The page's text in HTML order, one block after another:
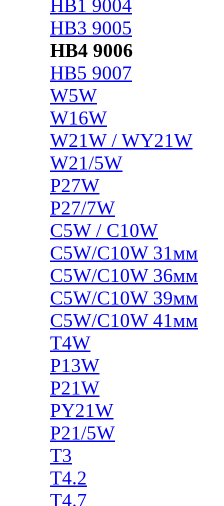
HB1 9004
HB3 9005
HB4 9006
HB5 9007
W5W
W16W
W21W / WY21W
W21/5W
P27W
P27/7W
C5W / C10W
C5W/C10W 31мм
C5W/C10W 36мм
C5W/C10W 39мм
C5W/C10W 41мм
T4W
P13W
P21W
PY21W
P21/5W
T3
T4.2
T4.7